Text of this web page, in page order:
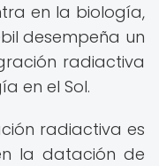
en la biología,
desempeña un
radiactiva
en el Sol.
radiactiva es
la datación de